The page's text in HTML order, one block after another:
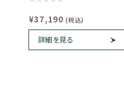
¥37,190 (税込)
詳細を見る